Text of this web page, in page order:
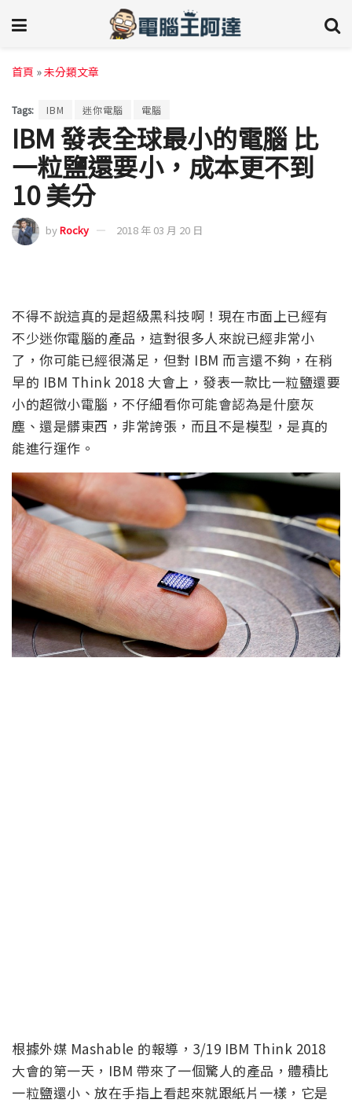
首頁 »未分類文章
Tags: IBM 迷你電腦 電腦
IBM 發表全球最小的電腦 比
一粒鹽還要小，成本更不到
10 美分
byRocky 2018 年 03 月 20 日
不得不說這真的是超級黑科技啊！現在市面上已經有
不少迷你電腦的產品，這對很多人來說已經非常小
了，你可能已經很滿足，但對 IBM 而言還不夠，在稍
早的 IBM Think 2018 大會上，發表一款比一粒鹽還要
小的超微小電腦，不仔細看你可能會認為是什麼灰
塵、還是髒東西，非常誇張，而且不是模型，是真的
能進行運作。
根據外媒 Mashable 的報導，3/19 IBM Think 2018
大會的第一天，IBM 帶來了一個驚人的產品，體積比
一粒鹽還小、放在手指上看起來就跟紙片一樣，它是